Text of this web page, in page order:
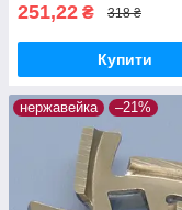
251,22 ₴ 318 ₴
Купити
нержавейка –21%